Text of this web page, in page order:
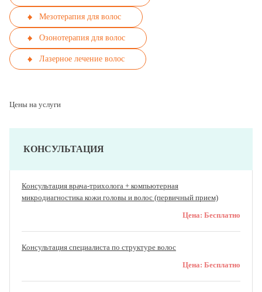
Мезотерапия для волос
Озонотерапия для волос
Лазерное лечение волос
Цены на услуги
КОНСУЛЬТАЦИЯ
Консультация врача-трихолога + компьютерная
микродиагностика кожи головы и волос (первичный прием)
Цена: Бесплатно
Консультация специалиста по структуре волос
Цена: Бесплатно